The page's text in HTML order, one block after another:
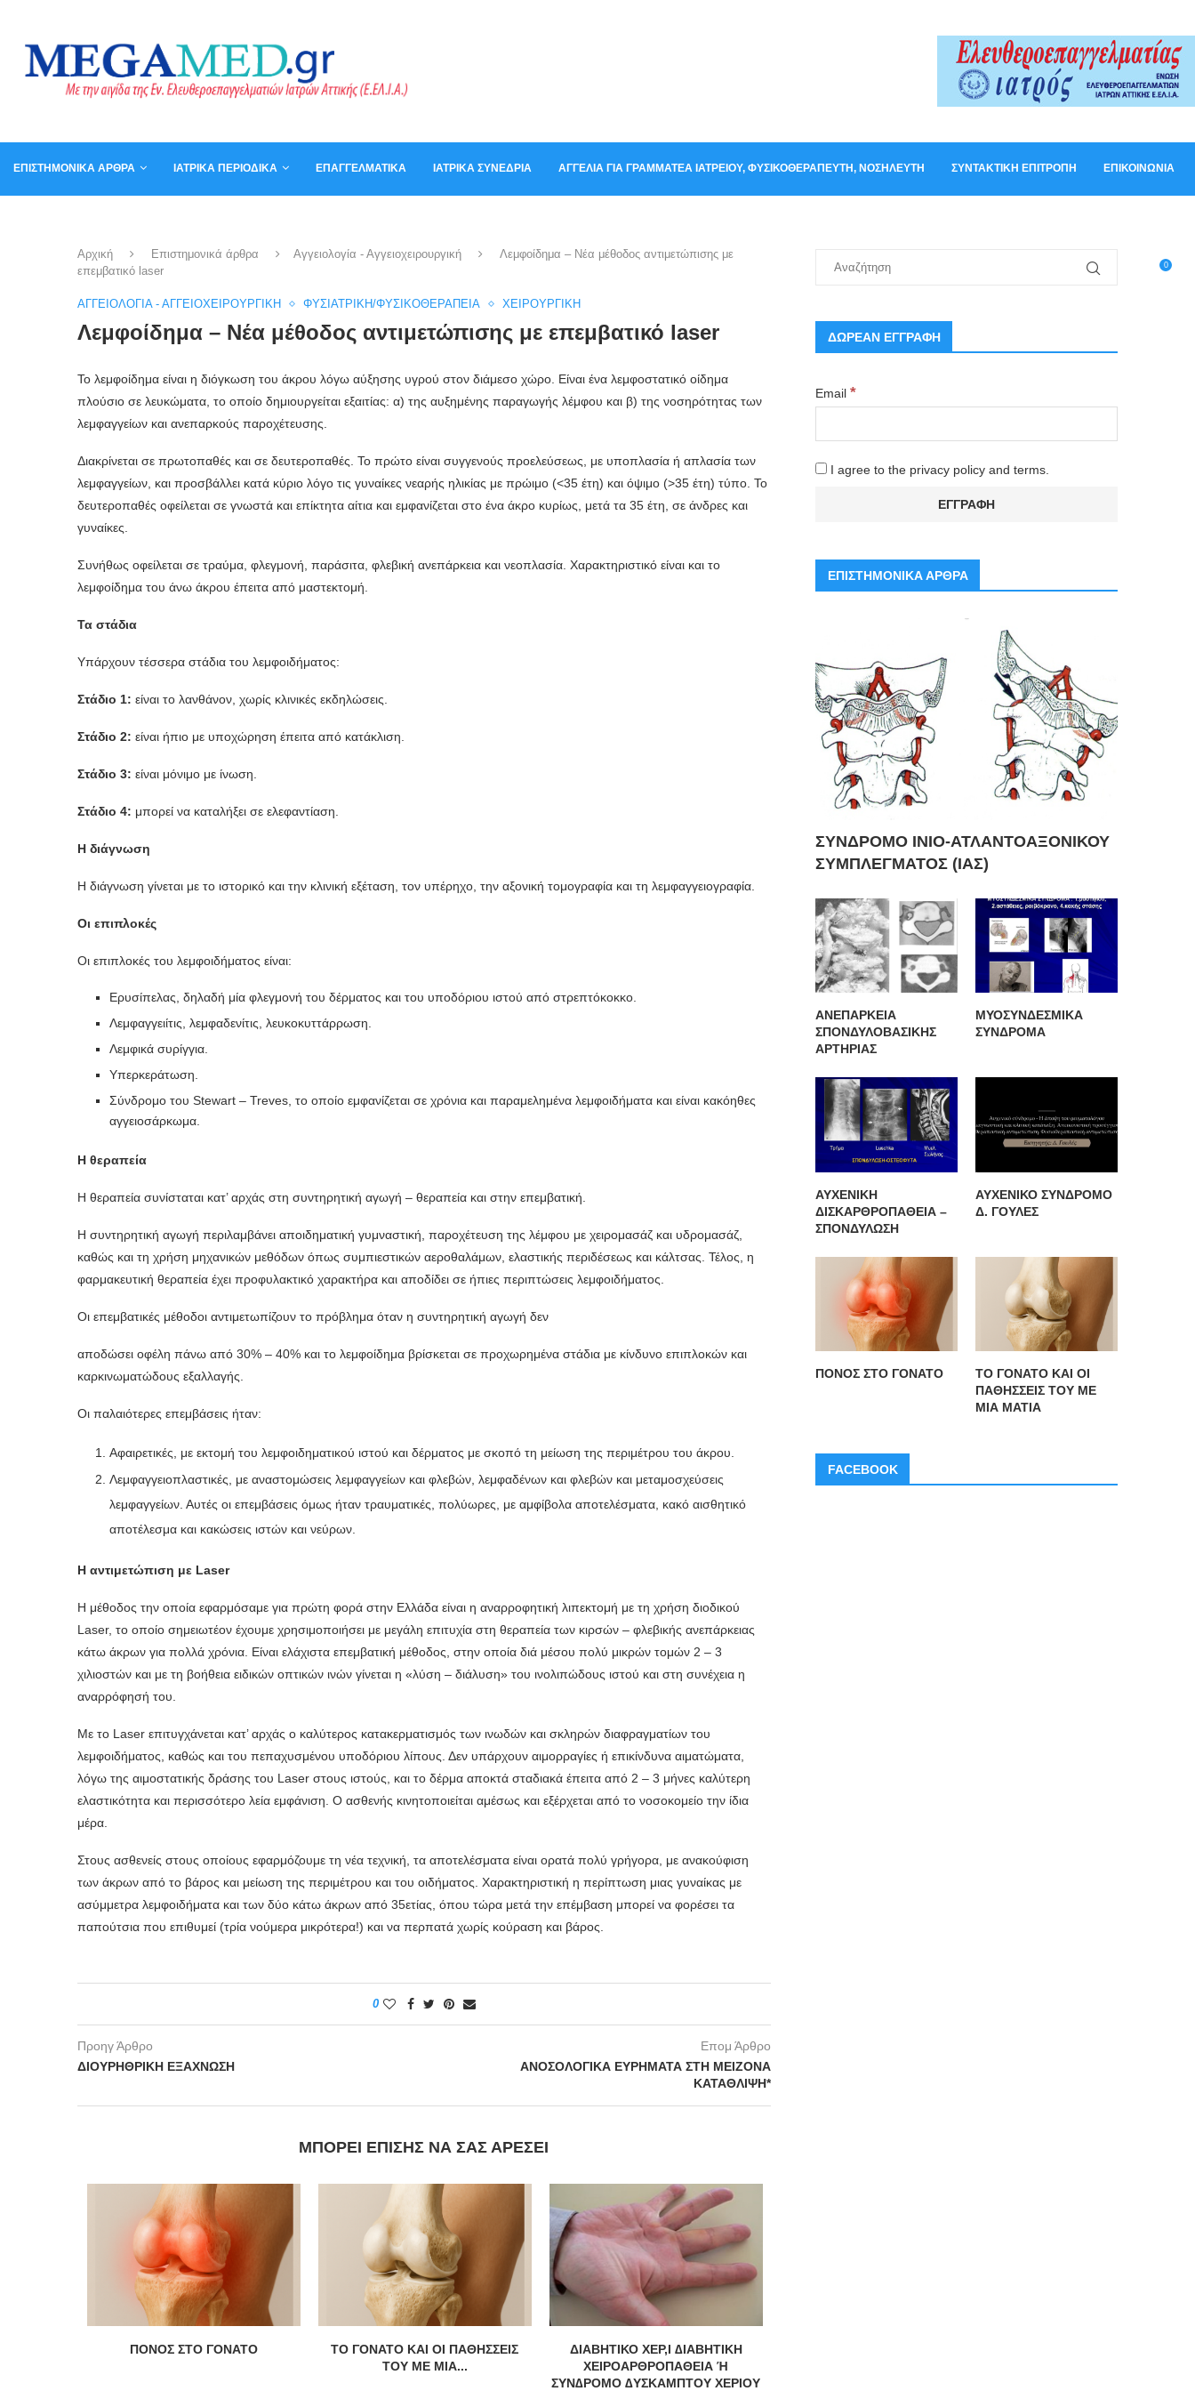
ΕΠΙΣΤΗΜΟΝΙΚΆ ΆΡΘΡΑ ΙΑΤΡΙΚΆ ΠΕΡΙΟΔΙΚΆ ΕΠΑΓΓΕΛΜΑΤΙΚΆ ΙΑΤΡΙΚΆ ΣΥΝΈΔΡΙΑ ΑΓΓΕΛΊΑ ΓΙΑ ΓΡΑΜΜΑΤΈΑ ΙΑΤΡΕΊΟΥ, ΦΥΣΙΚΟΘΕΡΑΠΕΥΤΉ, ΝΟΣΗΛΕΥΤΉ ΣΥΝΤΑΚΤΙΚΉ ΕΠΙΤΡΟΠΉ ΕΠΙΚΟΙΝΩΝΊΑ
0
Αρχική Επιστημονικά άρθρα Αγγειολογία - Αγγειοχειρουργική
Λεμφοίδημα – Νέα μέθοδος αντιμετώπισης με
επεμβατικό laser
ΑΓΓΕΙΟΛΟΓΊΑ - ΑΓΓΕΙΟΧΕΙΡΟΥΡΓΙΚΉ ΦΥΣΙΑΤΡΙΚΉ/ΦΥΣΙΚΟΘΕΡΑΠΕΊΑ ΧΕΙΡΟΥΡΓΙΚΉ
Λεμφοίδημα – Νέα μέθοδος αντιμετώπισης με επεμβατικό laser
Το λεμφοίδημα είναι η διόγκωση του άκρου λόγω αύξησης υγρού στον διάμεσο χώρο. Είναι ένα λεμφοστατικό οίδημα
πλούσιο σε λευκώματα, το οποίο δημιουργείται εξαιτίας: α) της αυξημένης παραγωγής λέμφου και β) της νοσηρότητας των
λεμφαγγείων και ανεπαρκούς παροχέτευσης.
Διακρίνεται σε πρωτοπαθές και σε δευτεροπαθές. Το πρώτο είναι συγγενούς προελεύσεως, με υποπλασία ή απλασία των
λεμφαγγείων, και προσβάλλει κατά κύριο λόγο τις γυναίκες νεαρής ηλικίας με πρώιμο (<35 έτη) και όψιμο (>35 έτη) τύπο. Το
δευτεροπαθές οφείλεται σε γνωστά και επίκτητα αίτια και εμφανίζεται στο ένα άκρο κυρίως, μετά τα 35 έτη, σε άνδρες και
γυναίκες.
Συνήθως οφείλεται σε τραύμα, φλεγμονή, παράσιτα, φλεβική ανεπάρκεια και νεοπλασία. Χαρακτηριστικό είναι και το
λεμφοίδημα του άνω άκρου έπειτα από μαστεκτομή.
Τα στάδια
Υπάρχουν τέσσερα στάδια του λεμφοιδήματος:
Στάδιο 1: είναι το λανθάνον, χωρίς κλινικές εκδηλώσεις.
Στάδιο 2: είναι ήπιο με υποχώρηση έπειτα από κατάκλιση.
Στάδιο 3: είναι μόνιμο με ίνωση.
Στάδιο 4: μπορεί να καταλήξει σε ελεφαντίαση.
Η διάγνωση
Η διάγνωση γίνεται με το ιστορικό και την κλινική εξέταση, τον υπέρηχο, την αξονική τομογραφία και τη λεμφαγγειογραφία.
Οι επιπλοκές
Οι επιπλοκές του λεμφοιδήματος είναι:
Ερυσίπελας, δηλαδή μία φλεγμονή του δέρματος και του υποδόριου ιστού από στρεπτόκοκκο.
Λεμφαγγειίτις, λεμφαδενίτις, λευκοκυττάρρωση.
Λεμφικά συρίγγια.
Υπερκεράτωση.
Σύνδρομο του Stewart – Treves, το οποίο εμφανίζεται σε χρόνια και παραμελημένα λεμφοιδήματα και είναι κακόηθες
αγγειοσάρκωμα.
Η θεραπεία
Η θεραπεία συνίσταται κατ’ αρχάς στη συντηρητική αγωγή – θεραπεία και στην επεμβατική.
Η συντηρητική αγωγή περιλαμβάνει αποιδηματική γυμναστική, παροχέτευση της λέμφου με χειρομασάζ και υδρομασάζ,
καθώς και τη χρήση μηχανικών μεθόδων όπως συμπιεστικών αεροθαλάμων, ελαστικής περιδέσεως και κάλτσας. Τέλος, η
φαρμακευτική θεραπεία έχει προφυλακτικό χαρακτήρα και αποδίδει σε ήπιες περιπτώσεις λεμφοιδήματος.
Οι επεμβατικές μέθοδοι αντιμετωπίζουν το πρόβλημα όταν η συντηρητική αγωγή δεν
αποδώσει οφέλη πάνω από 30% – 40% και το λεμφοίδημα βρίσκεται σε προχωρημένα στάδια με κίνδυνο επιπλοκών και
καρκινωματώδους εξαλλαγής.
Οι παλαιότερες επεμβάσεις ήταν:
Αφαιρετικές, με εκτομή του λεμφοιδηματικού ιστού και δέρματος με σκοπό τη μείωση της περιμέτρου του άκρου.
Λεμφαγγειοπλαστικές, με αναστομώσεις λεμφαγγείων και φλεβών, λεμφαδένων και φλεβών και μεταμοσχεύσεις
λεμφαγγείων. Αυτές οι επεμβάσεις όμως ήταν τραυματικές, πολύωρες, με αμφίβολα αποτελέσματα, κακό αισθητικό
αποτέλεσμα και κακώσεις ιστών και νεύρων.
Η αντιμετώπιση με Laser
Η μέθοδος την οποία εφαρμόσαμε για πρώτη φορά στην Ελλάδα είναι η αναρροφητική λιπεκτομή με τη χρήση διοδικού
Laser, το οποίο σημειωτέον έχουμε χρησιμοποιήσει με μεγάλη επιτυχία στη θεραπεία των κιρσών – φλεβικής ανεπάρκειας
κάτω άκρων για πολλά χρόνια. Είναι ελάχιστα επεμβατική μέθοδος, στην οποία διά μέσου πολύ μικρών τομών 2 – 3
χιλιοστών και με τη βοήθεια ειδικών οπτικών ινών γίνεται η «λύση – διάλυση» του ινολιπώδους ιστού και στη συνέχεια η
αναρρόφησή του.
Με το Laser επιτυγχάνεται κατ’ αρχάς ο καλύτερος κατακερματισμός των ινωδών και σκληρών διαφραγματίων του
λεμφοιδήματος, καθώς και του πεπαχυσμένου υποδόριου λίπους. Δεν υπάρχουν αιμορραγίες ή επικίνδυνα αιματώματα,
λόγω της αιμοστατικής δράσης του Laser στους ιστούς, και το δέρμα αποκτά σταδιακά έπειτα από 2 – 3 μήνες καλύτερη
ελαστικότητα και περισσότερο λεία εμφάνιση. Ο ασθενής κινητοποιείται αμέσως και εξέρχεται από το νοσοκομείο την ίδια
μέρα.
Στους ασθενείς στους οποίους εφαρμόζουμε τη νέα τεχνική, τα αποτελέσματα είναι ορατά πολύ γρήγορα, με ανακούφιση
των άκρων από το βάρος και μείωση της περιμέτρου και του οιδήματος. Χαρακτηριστική η περίπτωση μιας γυναίκας με
ασύμμετρα λεμφοιδήματα και των δύο κάτω άκρων από 35ετίας, όπου τώρα μετά την επέμβαση μπορεί να φορέσει τα
παπούτσια που επιθυμεί (τρία νούμερα μικρότερα!) και να περπατά χωρίς κούραση και βάρος.
0
Προηγ Άρθρο
ΔΙΟΥΡΗΘΡΙΚΗ ΕΞΑΧΝΩΣΗ
Επομ Άρθρο
ΑΝΟΣΟΛΟΓΙΚΑ ΕΥΡΗΜΑΤΑ ΣΤΗ ΜΕΙΖΟΝΑ
ΚΑΤΑΘΛΙΨΗ*
ΜΠΟΡΕΊ ΕΠΊΣΗΣ ΝΑ ΣΑΣ ΑΡΈΣΕΙ
ΠΟΝΟΣ ΣΤΟ ΓΟΝΑΤΟ
ΤΟ ΓΟΝΑΤΟ ΚΑΙ ΟΙ ΠΑΘΗΣΣΕΙΣ
ΤΟΥ ΜΕ ΜΙΑ...
ΔΙΑΒΗΤΙΚΟ ΧΕΡ,Ι ∆ΙΑΒΗΤΙΚΗ
ΧΕΙΡΟΑΡΘΡΟΠΑΘΕΙΑ Ή
ΣΥΝ∆ΡΟΜΟ ∆ΥΣΚΑΜΠΤΟΥ ΧΕΡΙΟΥ
ΔΩΡΕΑΝ ΕΓΓΡΑΦΗ
Email *
I agree to the privacy policy and terms.
ΕΠΙΣΤΗΜΟΝΙΚΑ ΑΡΘΡΑ
ΣΥΝΔΡΟΜΟ ΙΝΙΟ-ΑΤΛΑΝΤΟΑΞΟΝΙΚΟΥ
ΣΥΜΠΛΕΓΜΑΤΟΣ (ΙΑΣ)
ΑΝΕΠΑΡΚΕΙΑ
ΣΠΟΝΔΥΛΟΒΑΣΙΚΗΣ
ΑΡΤΗΡΙΑΣ
ΜΥΟΣΥΝΔΕΣΜΙΚΑ
ΣΥΝΔΡΟΜΑ
ΑΥΧΕΝΙΚΗ
ΔΙΣΚΑΡΘΡΟΠΑΘΕΙΑ –
ΣΠΟΝΔΥΛΩΣΗ
ΑΥΧΕΝΙΚΟ ΣΥΝΔΡΟΜΟ
Δ. ΓΟΥΛΕΣ
ΠΟΝΟΣ ΣΤΟ ΓΟΝΑΤΟ
ΤΟ ΓΟΝΑΤΟ ΚΑΙ ΟΙ
ΠΑΘΗΣΣΕΙΣ ΤΟΥ ΜΕ
ΜΙΑ ΜΑΤΙΑ
FACEBOOK